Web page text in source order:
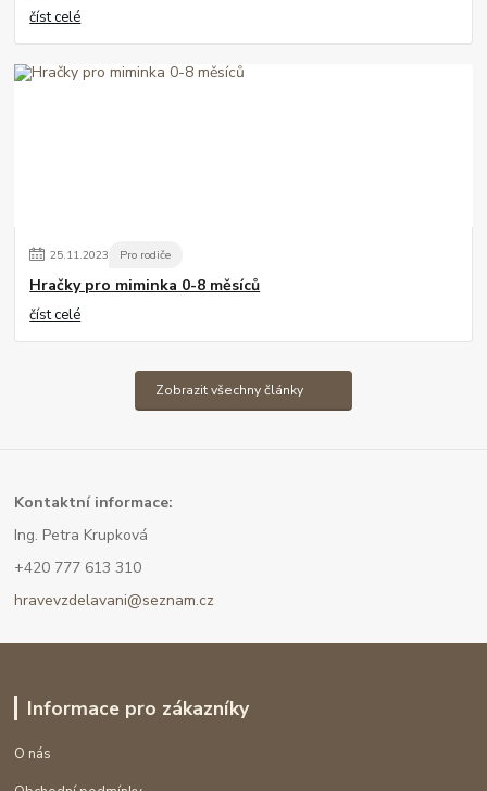
číst celé
25.11.2023 Pro rodiče
Hračky pro miminka 0-8 měsíců
číst celé
Zobrazit všechny články
Kontaktní informace:
Ing. Petra Krupková
+420 777 613 310
hravevzdelavani@seznam.cz
Informace pro zákazníky
O nás